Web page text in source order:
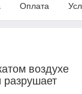
Оплата
воздухе
разрушает